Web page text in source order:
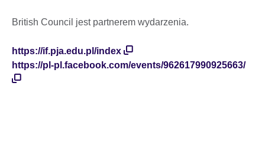
British Council jest partnerem wydarzenia.
https://if.pja.edu.pl/index
https://pl-pl.facebook.com/events/962617990925663/